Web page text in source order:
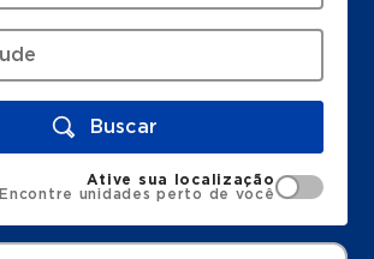
Buscar
Ative sua localização
Encontre unidades perto de você